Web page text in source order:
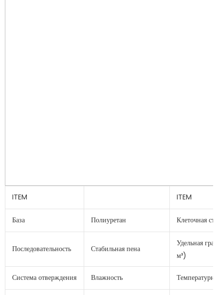
ITEM ITEM
База Полиуретан Клеточная
Последовательность Стабильная пена
Удельная
м³)
Система отверждения Влажность